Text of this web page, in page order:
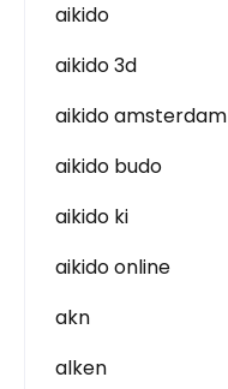
aikido
aikido 3d
aikido amsterdam
aikido budo
aikido ki
aikido online
akn
alken